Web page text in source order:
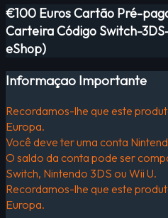
€100 Euros Cartão Pré-
Carteira Código Switch-
eShop)
Informaçao Importante
Recordamos-lhe que este
Europa.
Você deve ter uma conta
O saldo da conta pode ser
Switch, Nintendo 3DS ou Wii U.
Recordamos-lhe que este
Europa.